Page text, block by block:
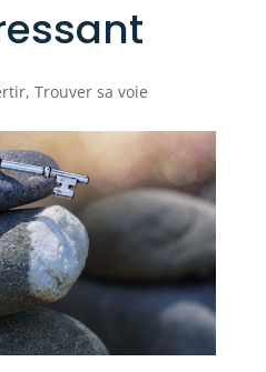
, Trouver sa voie